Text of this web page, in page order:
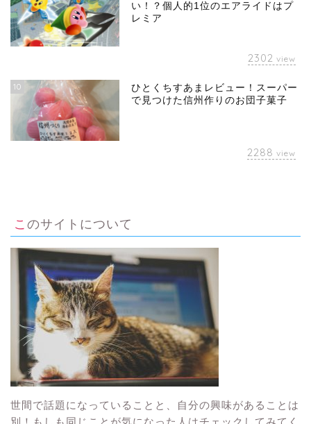
い！？個人的1位のエアライドはプ
レミア
2302 view
10
ひとくちすあまレビュー！スーパー
で見つけた信州作りのお団子菓子
2288 view
このサイトについて
世間で話題になっていることと、自分の興味があることは
別！もしも同じことが気になった人はチェックしてみてく